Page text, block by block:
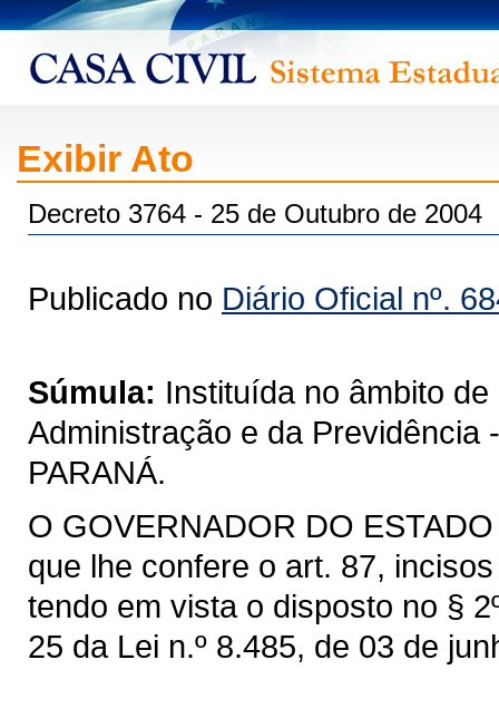
Exibir Ato
Decreto 3764 - 25 de Outubro de 2004
Publicado no Diário Oficial nº.
Súmula: Instituída no âmbito
Administração e da Previdência
PARANÁ.
O GOVERNADOR DO
que lhe confere o art. 87,
tendo em vista o disposto no §
25 da Lei n.º 8.485, de 03 de